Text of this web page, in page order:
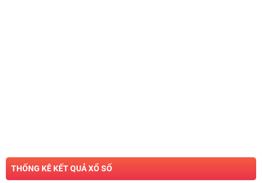
THỐNG KÊ KẾT QUẢ XỔ SỐ